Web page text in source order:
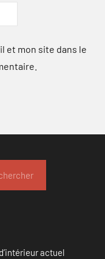
et mon site dans le
actuel